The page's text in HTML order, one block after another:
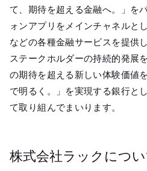
て、期待を超える金融へ。」を
ォンアプリをメインチャネルと
などの各種金融サービスを提供
ステークホルダーの持続的発展
の期待を超える新しい体験価値
で明るく。」を実現する銀行と
て取り組んでまいります。
株式会社ラックにつ